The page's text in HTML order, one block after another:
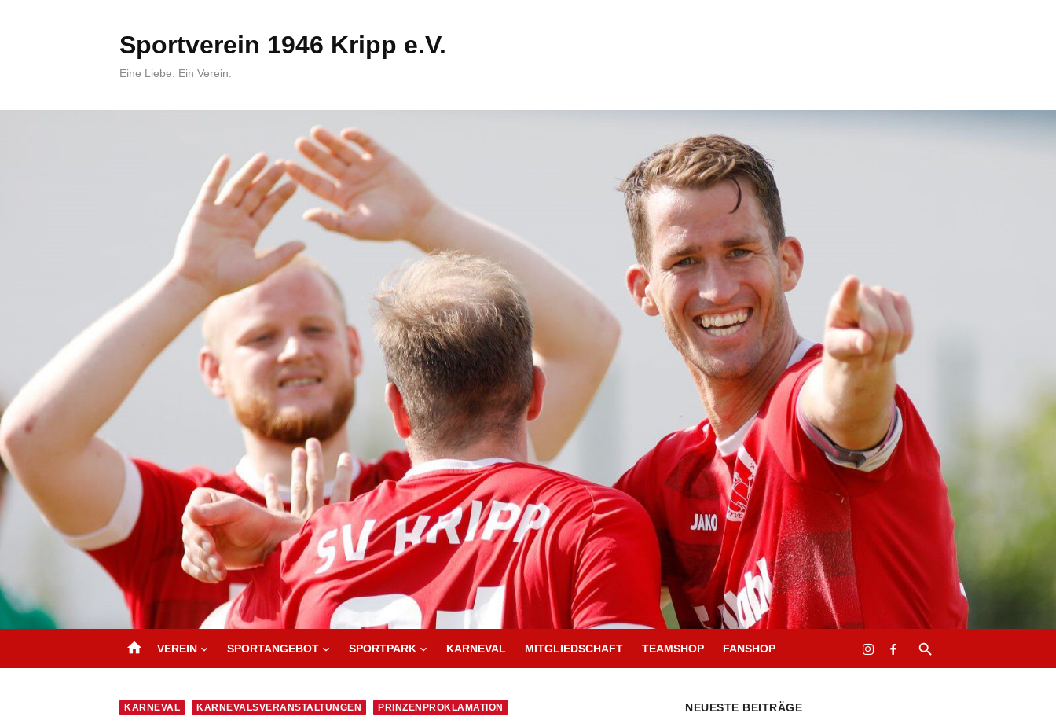
Sportverein 1946 Kripp e.V.
Eine Liebe. Ein Verein.
home VEREIN SPORTANGEBOT SPORTPARK KARNEVAL MITGLIEDSCHAFT TEAMSHOP FANSHOP
KARNEVAL KARNEVALSVERANSTALTUNGEN PRINZENPROKLAMATION NEUESTE BEITRÄGE